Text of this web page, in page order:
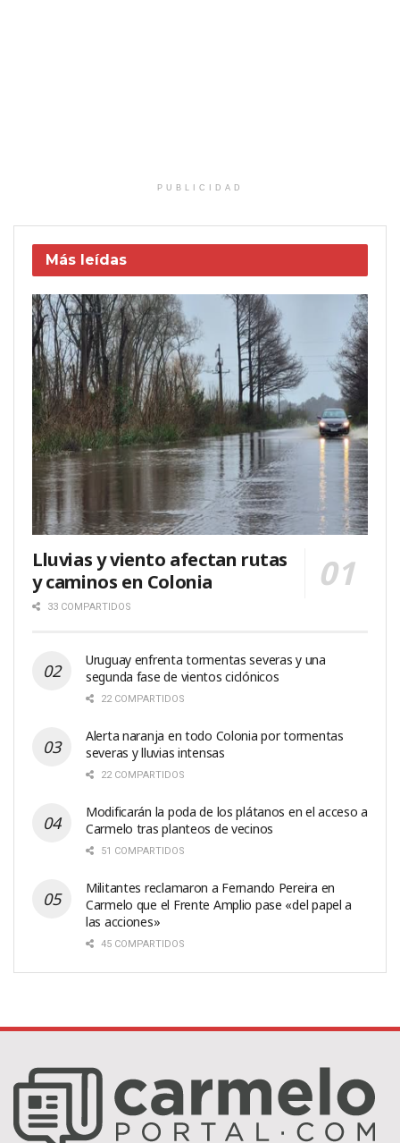
PUBLICIDAD
Más leídas
Lluvias y viento afectan rutas
y caminos en Colonia
33 COMPARTIDOS
Uruguay enfrenta tormentas severas y una
segunda fase de vientos ciclónicos
22 COMPARTIDOS
Alerta naranja en todo Colonia por tormentas
severas y lluvias intensas
22 COMPARTIDOS
Modificarán la poda de los plátanos en el acceso a
Carmelo tras planteos de vecinos
51 COMPARTIDOS
Militantes reclamaron a Fernando Pereira en
Carmelo que el Frente Amplio pase «del papel a
las acciones»
45 COMPARTIDOS